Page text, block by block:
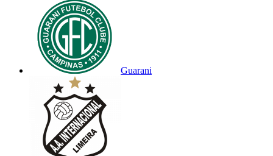
Guarani